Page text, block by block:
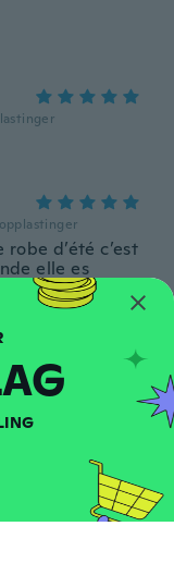
opplastinger
d’été c’est
elle es
l’adore